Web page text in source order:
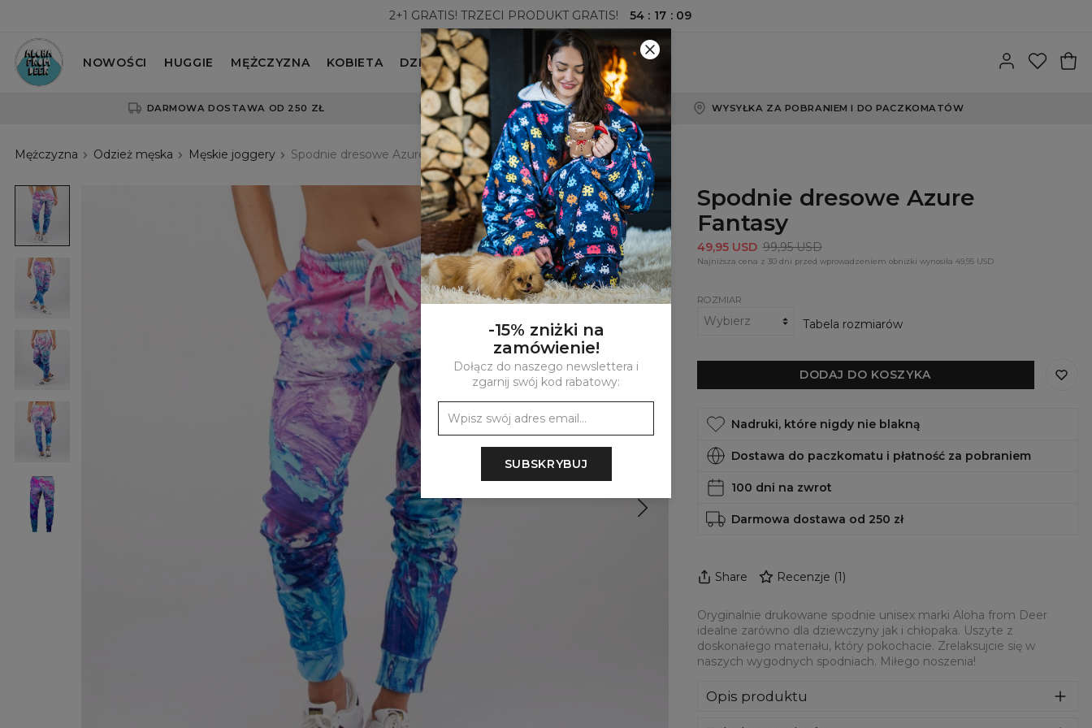
2+1 GRATIS! TRZECI PRODUKT GRATIS! 54: 17 : 08
NOWOŚCI HUGGIE MĘŻCZYZNA KOBIETA DZIECKO
DARMOWA DOSTAWA OD 250 ZŁ 100-DNIOWE PRAWO ZWROTU WYSYŁKA ZA POBRANIEM I DO PACZKOMATÓW
Mężczyzna Odzież męska Męskie joggery Spodnie dresowe Azure Fantasy
różowo-
fioletowe
spodnie
różowo-
fioletowe
spodnie
różowo-
fioletowe
spodnie
różowo-
fioletowe
spodnie
różowo-
fioletowe
spodnie
Spodnie dresowe Azure
Fantasy
49,95 USD 99,95 USD
Najniższa cena z 30 dni przed wprowadzeniem obniżki wynosiła 49,95 USD
ROZMIAR
Tabela rozmiarów
DODAJ DO KOSZYKA
Nadruki, które nigdy nie blakną
Dostawa do paczkomatu i płatność za pobraniem
100 dni na zwrot
Darmowa dostawa od 250 zł
Share Recenzje (1)
Oryginalnie drukowane spodnie unisex marki Aloha from Deer
idealne zarówno dla dziewczyny jak i chłopaka. Uszyte z
doskonałego materiału, który pokochacie. Zrelaksujcie się w
naszych wygodnych spodniach. Miłego noszenia!
Opis produktu
-15% zniżki na
zamówienie!
Dołącz do naszego newslettera i
zgarnij swój kod rabatowy:
SUBSKRYBUJ